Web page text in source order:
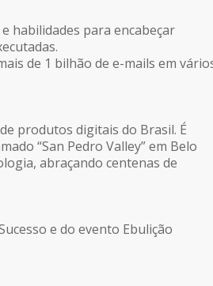
habilidades para encabeçar
de 1 bilhão de e-mails em
produtos digitais do Brasil. É
“San Pedro Valley” em Belo
abraçando centenas de
e do evento Ebulição